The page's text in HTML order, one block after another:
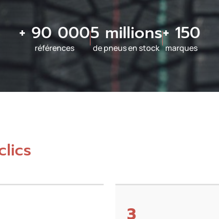
+ 90 000
références
5 millions
de pneus en stock
+ 150
marques